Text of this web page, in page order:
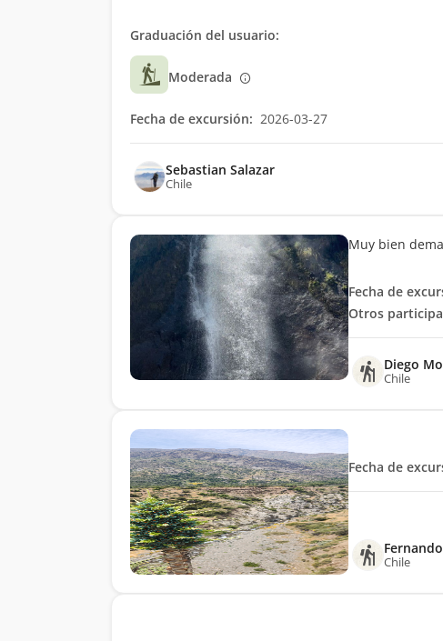
Graduación del usuario:
Moderada
Fecha de excursión: 2026-03-27
Sebastian Salazar
Chile
Muy bien
Fecha de
Otros
Diego
Chile
Fecha de
Chile